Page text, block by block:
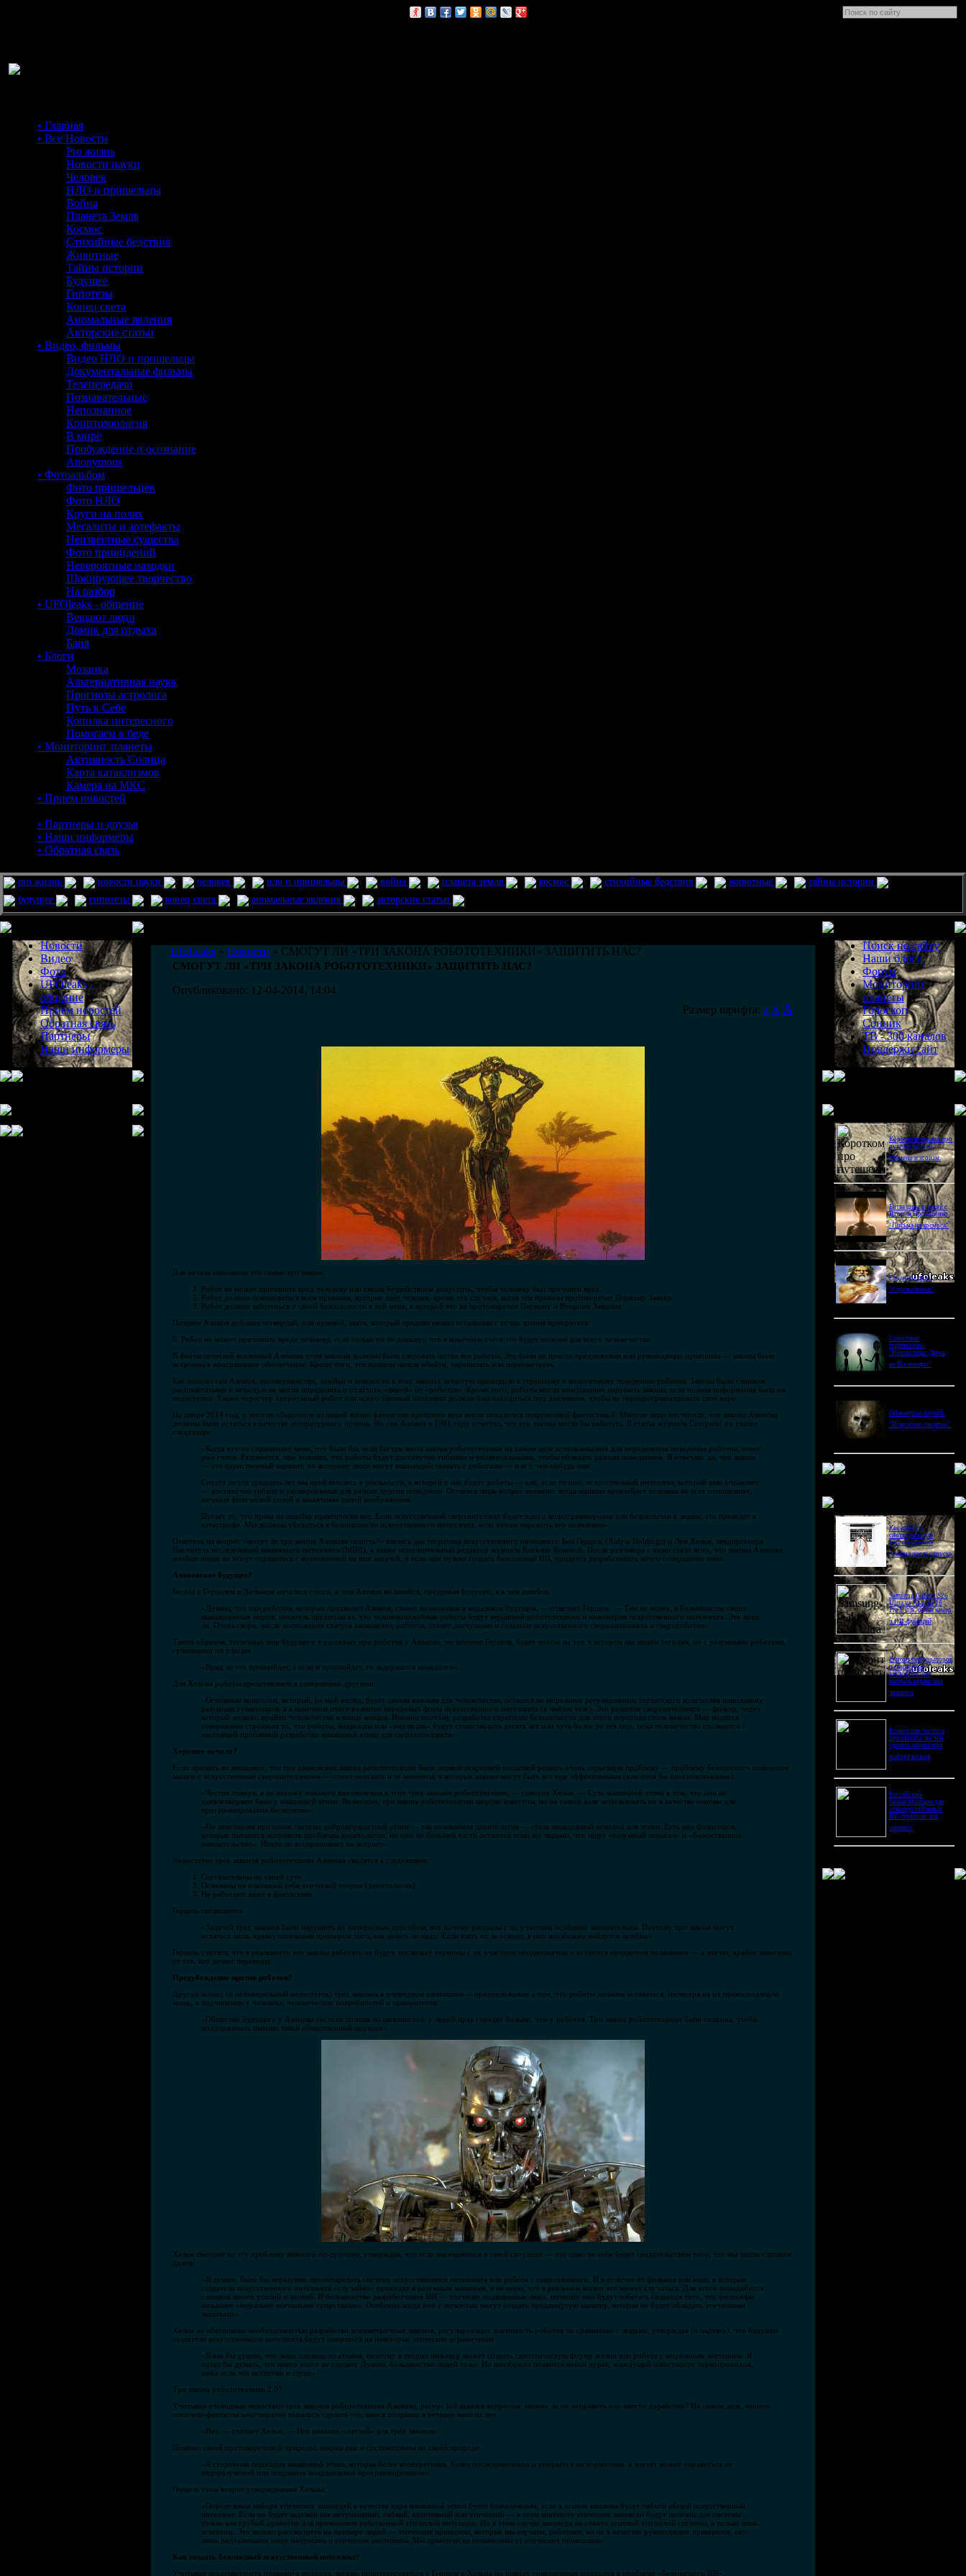
• Главная
• Все Новости
Pro жизнь
Новости науки
Человек
НЛО и пришельцы
Война
Планета Земля
Космос
Стихийные бедствия
Животные
Тайны истории
Будущее
Гипотезы
Конец света
Аномальные явления
Авторские статьи
• Видео, фильмы
Видео НЛО и пришельцы
Документальные фильмы
Телепередачи
Познавательные
Непознанное
Криптозоология
В мире
Пробуждение и осознание
Anonymous
• Фотоальбом
Фото пришельцев
Фото НЛО
Круги на полях
Мегалиты и артефакты
Неизвестные существа
Фото привидений
Невероятные находки
Шокирующее творчество
На разбор
• UFOleaks - общение
Вещают люди
Домик для отдыха
Баня
• Блоги
Мозаика
Альтернативная наука
Прогнозы астролога
Путь к Себе
Копилка интересного
Помогаем в беде
• Мониторинг планеты
Активность Солнца
Карта катаклизмов
Камера на МКС
• Прием новостей
• Партнеры и друзья
• Наши информеры
• Обратная связь
pro жизнь новости науки человек нло и пришельцы война планета земля космос стихийные бедствия животные
тайны истории
будущее
гипотезы конец света аномальные явления авторские статьи
Новости
Видео
Фото
UFOleaks -
общение
Прием новостей
Обратная связь
Партнеры
Наши информеры
UfoLeaks » Новости » СМОГУТ ЛИ «ТРИ ЗАКОНА РОБОТОТЕХНИКИ» ЗАЩИТИТЬ НАС?
СМОГУТ ЛИ «ТРИ ЗАКОНА РОБОТОТЕХНИКИ» ЗАЩИТИТЬ НАС?
Опубликовано: 12-04-2014, 14:04
Размер шрифта: A A A
Для начала напомним эти самые три закона:
Робот не может причинить вред человеку или своим бездействием допустить, чтобы человеку был причинён вред.
Робот должен повиноваться всем приказам, которые даёт человек, кроме тех случаев, когда эти приказы противоречат Первому Закону.
Робот должен заботиться о своей безопасности в той мере, в которой это не противоречит Первому и Второму Законам.
Позднее Азимов добавил четвертый, или нулевой, закон, который предшествовал остальным с точки зрения приоритета:
0. Робот не может причинить вреда человеку, если только он не докажет, что в конечном счёте это будет полезно для всего человечества.
В фантастической вселенной Азимова этим законам должны были следовать почти все роботы. Это были не просто предложения или руководящие принципы — законы были
встроены в программное обеспечение. Кроме того, эти правила нельзя обойти, переписать или пересмотреть.
Как показал сам Азимов, несовершенство, лазейки и неясности в этих законах зачастую приводили к странному и нелогичному поведению роботов. Законы были слишком
расплывчатыми и зачастую не могли определить и отличить «людей» от «роботов». Кроме того, роботы могли неосознанно нарушать законы, если полная информация была им
недоступна. Также чересчур хитроумный робот или искусственный интеллект должен был находиться под давлением, чтобы не перепрограммировать свое ядро.
На дворе 2014 год, и многое обыденное из нашей жизни фантастам прошлого века могло показаться откровенной фантастикой. Многие люди посчитали, что законы Азимова
должны были остаться в качестве литературного приема. Но сам Азимов в 1981 году отметил, что его законы могли бы работать. В статье журнала Compute! он указал
следующее:
«Когда кто-то спрашивает меня, что было бы, если бы три моих закона робототехники на самом деле использовались для определения поведения роботов, ответ
уже готов. Разумеется, при условии, что роботы будут достаточно гибкими и универсальными, чтобы обладать разным поведением. Я отвечаю: да, три закона
— это единственный вариант, по которому люди могут взаимодействовать с роботами — или с чем-нибудь еще.
Спустя почти тридцать лет мы приблизились к реальности, в которой у нас будут роботы — или, если точнее, искусственный интеллект, который ими управляет
— достаточно гибкие и универсальные для разных курсов поведения. Остается лишь вопрос времени: когда машина превзойдет человека во всех отношениях,
начиная физической силой и заканчивая силой воображения.
Пугает то, что права на ошибку практически нет. Если искусственный сверхинтеллект будет плохо запрограммирован или безразличен к людям, это приведет к
катастрофе. Мы должны убедиться в безопасности искусственного интеллекта, если хотим пережить его появление».
Ответить на вопрос «могут ли три закона Азимова помочь?» взялись два теоретика искусственного интеллекта: Бен Герцель (Aidyia Holdings) и Луи Хельм, замдиректора
Института исследований машинного интеллекта (MIRI), а также исполнительный редактор журнала Rockstar Research. После разговора с ними стало ясно, что законы Азимова
вообще никак не могут справиться с возложенной на них задачей, и если нам нужно создать безопасный ИИ, придется разрабатывать нечто совершенно иное.
Азимовское будущее?
Беседа с Герцелем и Хельмом началась с того, в чем Азимов не ошибся, предрекая будущее, а в чем ошибся.
«Думаю, что тип роботов, которых предвидел Азимов, станет возможным в недалеком будущем, — отвечает Герцель. — Тем не менее, в большинстве своих
вымышленных миров, писатель предполагал, что человекоподобные роботы будут вершиной робототехники и инженерии искусственного интеллекта. Это вряд
ли. Очень скоро, после достижения статуса азимовских роботов, станет доступным и создание искусственного сверхинтеллекта и сверхроботов».
Таким образом, типичный мир будущего в рассказах про роботов у Азимова, по мнению Герцеля, будет похож на тот, в котором мы живем сегодня, но с разумными роботами,
гуляющими по улицам.
«Вряд ли это произойдет, а если и произойдет, то задержится ненадолго».
Для Хельма роботы представляются совершенно другими.
«Основным вопросом, который, на мой взгляд, будет самым важным для человечества, остается не моральное регулирование гигантского количества наполовину
разумных гуманоидов, а в конечном итоге развитие передовых форм искусственного интеллекта (в любом теле). Это развитие сверхинтеллекта — фильтр, через
который должно пройти человечество в конце концов. Именно поэтому разработка стратегии безопасности для этого перехода столь важна. Мне видится
совершенно странным то, что роботы, андроиды или «эмуляции» будут существовать десять лет или чуть более до тех пор, пока человечество столкнется с
настоящей проблемой разработки машинной этики для сверхинтеллекта».
Хорошее начало?
Если принять во внимание, что три азимовских закона робототехники были первой искренней попыткой решить очень серьезную проблему — проблему безопасного поведения
машин с искусственным сверхинтеллектом — стоит поискать и те моменты, в которых законы могут быть все еще эффективными (или хотя бы вдохновляющими).
«Честно говоря, я не нахожу никакого вдохновения в этих трех законах робототехники, — говорит Хельм. — Суть машинной этики в том, что они не
удовлетворяют базису машинной этики. Возможно, три закона робототехники широко известны, но на самом деле использовать их в качестве основы для
программирования бесполезно».
«По некоторым причинам система добропорядочной этики — так называемая деонтология — стала ненадежной основой для этики. Есть ряд философов,
которые пытаются исправить проблемы деонтологии, но они по большей части остаются теми же людьми, что ищут «разумный замысел» и «божественное
вмешательство». Никто не воспринимает их всерьез».
Недостатки трех законов робототехники Азимова сводятся к следующим:
Состязательны по своей сути
Основаны на изжившей себя этической теории (деонтологии)
Не работают даже в фантастике
Герцель соглашается:
«Задачей трех законов было нарушить их интересным способом; вот почему рассказы с их участием особенно занимательны. Поэтому три закона могут
остаться лишь нравоучительным примером того, как делать не надо. Если взять их за основу, в них неизбежно найдутся лазейки».
Герцель считает, что в реальности эти законы работать не будут, поскольку термины с их участием неоднозначны и остаются предметом толкования — а значит, крайне зависимы
от тех, кто делает переводы.
Предубеждение против роботов?
Другой аспект (и потенциальный недостаток) трех законов в очевидном шовинизме —предположение о том, что роботы должны оставаться, несмотря на их превосходящую
мощь, в подчинении у человека, человеческих потребностей и приоритетов.
«Общество будущего у Азимова состоит сплошь из шовинистов: у людей прав гораздо больше, чем у роботов. Три закона робототехники были созданы, чтобы
поддерживать именно такой общественный порядок».
Хельм смотрит на эту проблему немного по-другому, утверждая, что если мы окажемся в такой ситуации — это само по себе будет свидетельством того, что мы зашли слишком
далеко.
«Я думаю, было бы неразумно проектировать систему искусственного интеллекта или робота с самосознанием. И в отличие от фильмов или книг, в которых
создатели искусственного интеллекта «случайно» приходят к разумным машинам, я не верю, что в реальном жизни это может случиться. Для этого понадобится
слишком много усилий и знаний. И большинство разработчиков ИИ — этически подкованные люди, поэтому они будут избегать создания того, что философы
называют «морально значимыми существами». Особенно когда они с легкостью могут создать продвинутую машину, которая не будет обладать этическими
задатками».
Хельм не обеспокоен необходимостью разработки асимметричных законов, регулирующих значимость роботов по сравнению с людьми, утверждая (и надеясь), что будущие
создатели искусственного интеллекта будут опираться на некоторые этические ограничения.
«Я как бы думаю, что люди сделаны из атомов, поэтому в теории инженер может создать синтетическую форму жизни или робота с моральным значением. Я
хотел бы думать, что никто этого не сделает. Думаю, большинство людей тоже. Но неизбежно появится некий дурак, жаждущий известности первопроходца,
даже если это неэтично и глупо».
Три закона робототехники 2.0?
Учитывая очевидные недостаки трех законов робототехники Азимова, ресурс io9 задался вопросом: можно ли их исправить или внести доработки? На самом деле, многие
писатели-фантасты многократно пытались сделать это, внося поправки в течение многих лет.
«Нет, — считает Хельм. — Нет никаких «патчей» для трех законов».
Помимо своей противоречивой природы, законы еще и состязательны по своей природе.
«Я сторонник подходов машинной этики, которая более кооперативна, более последовательна и опирается на нормативы, а значит может оправиться от
недоразумений или исправить неправильное программирование».
Герцель эхом вторит утверждениям Хельма.
«Определение набора этических заповедей в качестве ядра машинной этики будет безнадежным, если в основе машины будет гибкий общий искусственный
интеллект. Если он будет задуман как интуитивный, гибкий, адаптивный или этический — в этом контексте этические заповеди будут полезны для системы
только как грубый ориентир для применения собственной этической интуиции. Но в этом случае заповеди не станут основой этической системы, а только лишь
аспектом. Это можно рассмотреть на примере людей — этические принципы, которые мы изучаем, работают, но не в качестве руководящих принципов, они
лишь подталкивают нашу интуицию и этические инстинкты. Мы практически независимы от этических принципов».
Как создать безопасный искусственный интеллект?
Учитывая неадекватность правового подхода, можно поинтересоваться у Герцеля и Хельма по поводу современных подходов к проблеме «безопасного ИИ».
Поиск по сайту
Наши блоги
Форум
Мониторинг
планеты
Гороскоп
Сонник
ТВ - 300 каналов
Поддержи сайт
Короткометражка про
путешествия во
времени и эгоизм.
Битва цивилизаций с
Игорем Прокопенко.
"Письма из космоса"
Странное дело.
"Стрелы богов"
Секретные
территории.
"Пришельцы. Дверь
во Вселенную"
Обманутые наукой.
"Исцеление смертью"
Как выбрать
снотворное для
восстановления
режима после отпуска
Samsung Galaxy S26
Ultra vs Xiaomi 16
Pro Ultra: битва камер
и ИИ-функций
Ремонт перфораторов
и сварочных
аппаратов: как
выбрать сервис без
лишнего
Размер или чистота
бриллианта: на чем
сделать акцент при
выборе кольца
Российский
балансировщик для
отказоустойчивых
ИТ-сервисов: как
оценить